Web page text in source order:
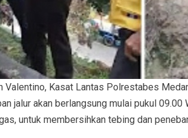
Valentino, Kasat Lantas Polrestabes
jalur akan berlangsung mulai pukul
untuk membersihkan tebing dan